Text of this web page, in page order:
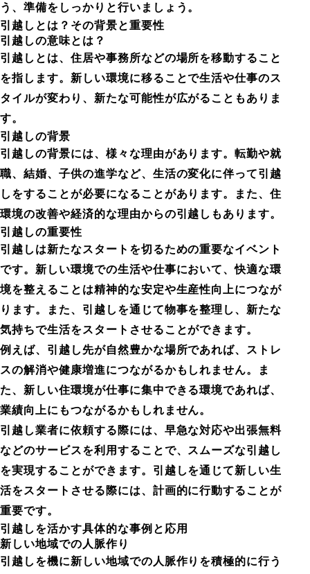
う、準備をしっかりと行いましょう。
引越しとは？その背景と重要性
引越しの意味とは？
引越しとは、住居や事務所などの場所を移動すること
を指します。新しい環境に移ることで生活や仕事のス
タイルが変わり、新たな可能性が広がることもありま
す。
引越しの背景
引越しの背景には、様々な理由があります。転勤や就
職、結婚、子供の進学など、生活の変化に伴って引越
しをすることが必要になることがあります。また、住
環境の改善や経済的な理由からの引越しもあります。
引越しの重要性
引越しは新たなスタートを切るための重要なイベント
です。新しい環境での生活や仕事において、快適な環
境を整えることは精神的な安定や生産性向上につなが
ります。また、引越しを通じて物事を整理し、新たな
気持ちで生活をスタートさせることができます。
例えば、引越し先が自然豊かな場所であれば、ストレ
スの解消や健康増進につながるかもしれません。ま
た、新しい住環境が仕事に集中できる環境であれば、
業績向上にもつながるかもしれません。
引越し業者に依頼する際には、早急な対応や出張無料
などのサービスを利用することで、スムーズな引越し
を実現することができます。引越しを通じて新しい生
活をスタートさせる際には、計画的に行動することが
重要です。
引越しを活かす具体的な事例と応用
新しい地域での人脈作り
引越しを機に新しい地域での人脈作りを積極的に行う